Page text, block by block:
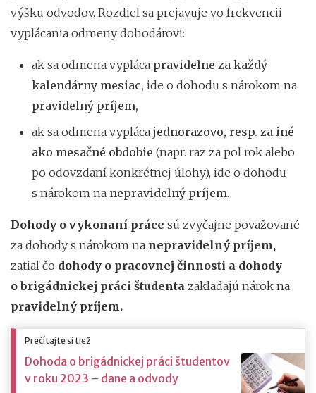
výšku odvodov. Rozdiel sa prejavuje vo frekvencii
vyplácania odmeny dohodárovi:
ak sa odmena vypláca pravidelne za každý
kalendárny mesiac, ide o dohodu s nárokom na
pravidelný príjem,
ak sa odmena vypláca jednorazovo, resp. za iné
ako mesačné obdobie (napr. raz za pol rok alebo
po odovzdaní konkrétnej úlohy), ide o dohodu
s nárokom na nepravidelný príjem.
Dohody o vykonaní práce sú zvyčajne považované
za dohody s nárokom na nepravidelný príjem,
zatiaľ čo dohody o pracovnej činnosti a dohody
o brigádnickej práci študenta zakladajú nárok na
pravidelný príjem.
Prečítajte si tiež
Dohoda o brigádnickej práci študentov
v roku 2023 – dane a odvody